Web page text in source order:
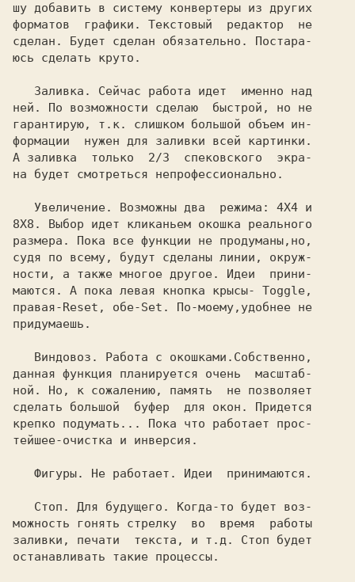
шу добавить в систему конвертеры из других
форматов  графики. Текстовый  редактор  не
сделан. Будет сделан обязательно. Постара-
юсь сделать круто.
Заливка. Сейчас работа идет  именно над
ней. По возможности сделаю  быстрой, но не
гарантирую, т.к. слишком большой объем ин-
формации  нужен для заливки всей картинки.
А заливка  только  2/3  спековского  экра-
на будет смотреться непрофессионально.
Увеличение. Возможны два  режима: 4Х4 и
8Х8. Выбор идет кликаньем окошка реального
размера. Пока все функции не продуманы,но,
судя по всему, будут сделаны линии, окруж-
ности, а также многое другое. Идеи  прини-
маются. А пока левая кнопка крысы- Toggle,
правая-Reset, обе-Set. По-моему,удобнее не
придумаешь.
Виндовоз. Работа с окошками.Собственно,
данная функция планируется очень  масштаб-
ной. Но, к сожалению, память  не позволяет
сделать большой  буфер  для окон. Придется
крепко подумать... Пока что работает прос-
тейшее-очистка и инверсия.
Фигуры. Не работает. Идеи  принимаются.
Стоп. Для будущего. Когда-то будет воз-
можность гонять стрелку  во  время  работы
заливки, печати  текста, и т.д. Стоп будет
останавливать такие процессы.